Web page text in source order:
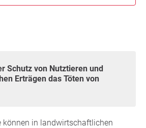
Erträgen das Töten von
können in landwirtschaftlichen